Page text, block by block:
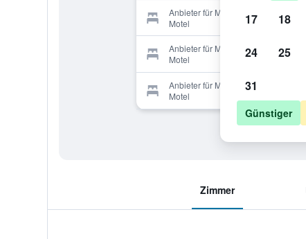
Anbieter für Moeraki Boulders
Motel
Anbieter für Moeraki Boulders
Motel
Anbieter für Moeraki Boulders
Motel
Zimmer
17 18
24 25
31
Günstiger